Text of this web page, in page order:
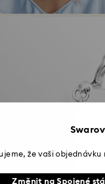
že vaši
Změnit na Spojené